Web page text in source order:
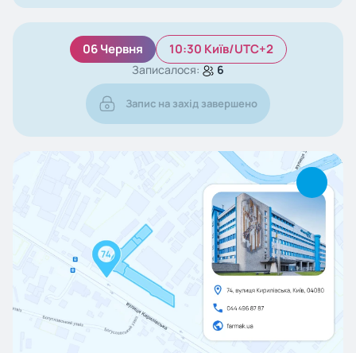
06 Червня 10:30 Київ/UTC+2
Записалося: 6
Запис на захід завершено